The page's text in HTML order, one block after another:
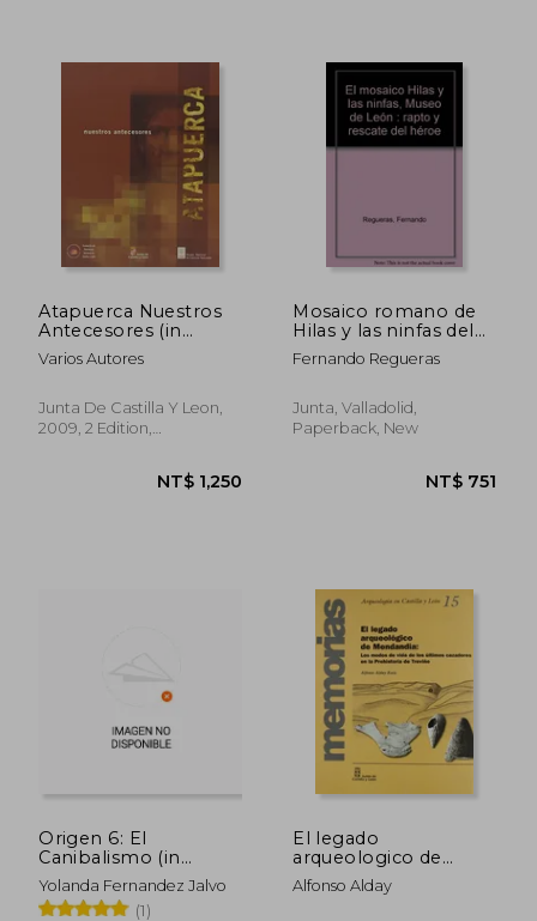
NT$ 1,528
Atapuerca Nuestros
Antecesores (in
Spanish)
Varios Autores
Junta De Castilla Y Leon,
2009, 2 Edition,
Mosaico romano de
Hilas y las ninfas del
Museo de León (in
Spanish)
Fernando Regueras
Junta, Valladolid,
Paperback, New
Origen 6: El
Canibalismo (in
Spanish)
Yolanda Fernandez Jalvo
(1)
El legado
arqueologico de
mendandia. los
modos de vida de los
Alfonso Alday